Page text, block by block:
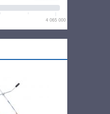
4 065 000